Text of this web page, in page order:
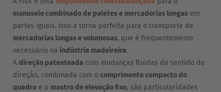
manuseio combinado de paletes e mercadorias longas em
partes iguais. Isso a torna perfeita para o transporte de
mercadorias longas e volumosas, que é frequentemente
necessário na indústria madeireira.
A direção patenteada com mudanças fluidas do sentido de
direção, combinada com o comprimento compacto do
quadro e o mastro de elevação fixo, são particularidades